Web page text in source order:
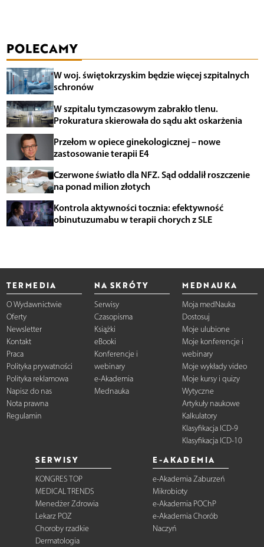
POLECAMY
W woj. świętokrzyskim będzie więcej szpitalnych
schronów
W szpitalu tymczasowym zabrakło tlenu.
Prokuratura skierowała do sądu akt oskarżenia
Przełom w opiece ginekologicznej – nowe
zastosowanie terapii E4
Czerwone światło dla NFZ. Sąd oddalił roszczenie
na ponad milion złotych
Kontrola aktywności tocznia: efektywność
obinutuzumabu w terapii chorych z SLE
TERMEDIA
O Wydawnictwie
Oferty
Newsletter
Kontakt
Praca
Polityka prywatności
Polityka reklamowa
Napisz do nas
Nota prawna
Regulamin
NA SKRÓTY
Serwisy
Czasopisma
Książki
eBooki
Konferencje i
webinary
e-Akademia
Mednauka
MEDNAUKA
Moja medNauka
Dostosuj
Moje ulubione
Moje konferencje i
webinary
Moje wykłady video
Moje kursy i quizy
Wytyczne
Artykuły naukowe
Kalkulatory
Klasyfikacja ICD-9
Klasyfikacja ICD-10
SERWISY
KONGRES TOP
MEDICAL TRENDS
Menedżer Zdrowia
Lekarz POZ
Choroby rzadkie
Dermatologia
E-AKADEMIA
e-Akademia Zaburzeń
Mikrobioty
e-Akademia POChP
e-Akademia Chorób
Naczyń